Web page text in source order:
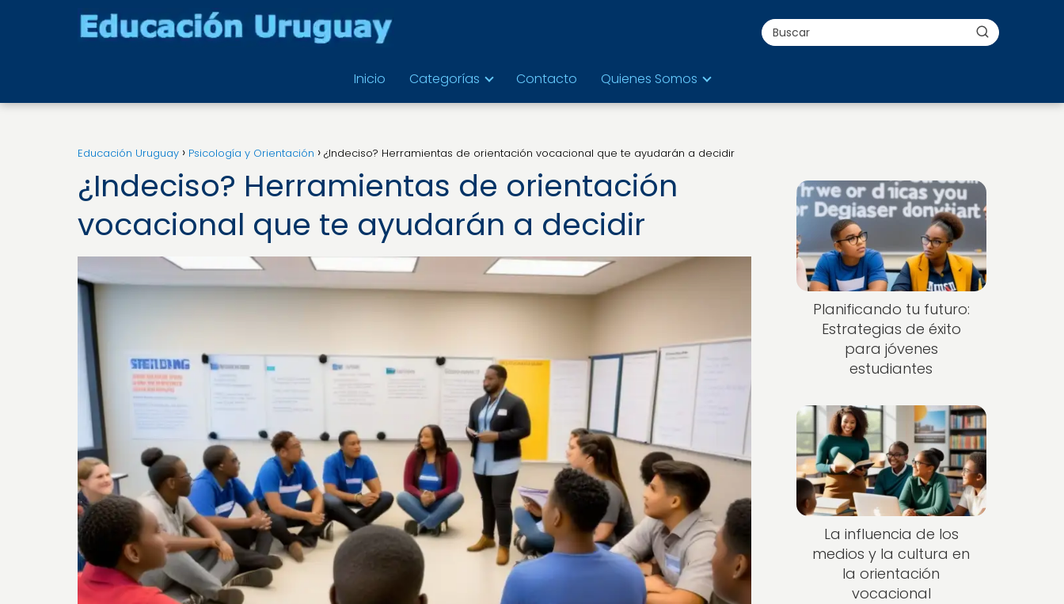
Inicio Categorías Contacto Quienes Somos
Educación Uruguay Psicología y Orientación ¿Indeciso? Herramientas de orientación vocacional que te ayudarán a decidir
¿Indeciso? Herramientas de orientación
vocacional que te ayudarán a decidir
Planificando tu futuro:
Estrategias de éxito
para jóvenes
estudiantes
La influencia de los
medios y la cultura en
la orientación
vocacional